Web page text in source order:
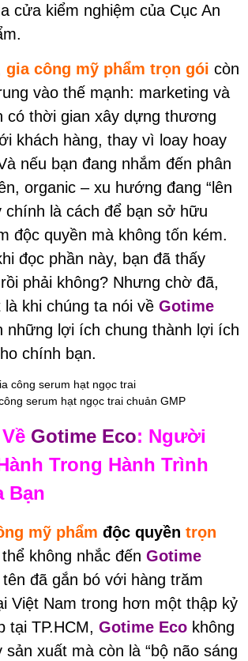
cửa kiểm nghiệm của Cục An
gia công mỹ phẩm trọn gói còn
vào thế mạnh: marketing và
có thời gian xây dựng thương
khách hàng, thay vì loay hoay
nếu bạn đang nhắm đến phân
organic – xu hướng đang “lên
chính là cách để bạn sở hữu
độc quyền mà không tốn kém.
đọc phần này, bạn đã thấy
phải không? Nhưng chờ đã,
là khi chúng ta nói về Gotime
những lợi ích chung thành lợi ích
chính bạn.
serum hạt ngọc trai chuản GMP
Gotime Eco: Người
Trong Hành Trình
Bạn
mỹ phẩm độc quyền trọn
không nhắc đến Gotime
đã gắn bó với hàng trăm
Việt Nam trong hơn một thập kỷ
tại TP.HCM, Gotime Eco không
sản xuất mà còn là “bộ não sáng